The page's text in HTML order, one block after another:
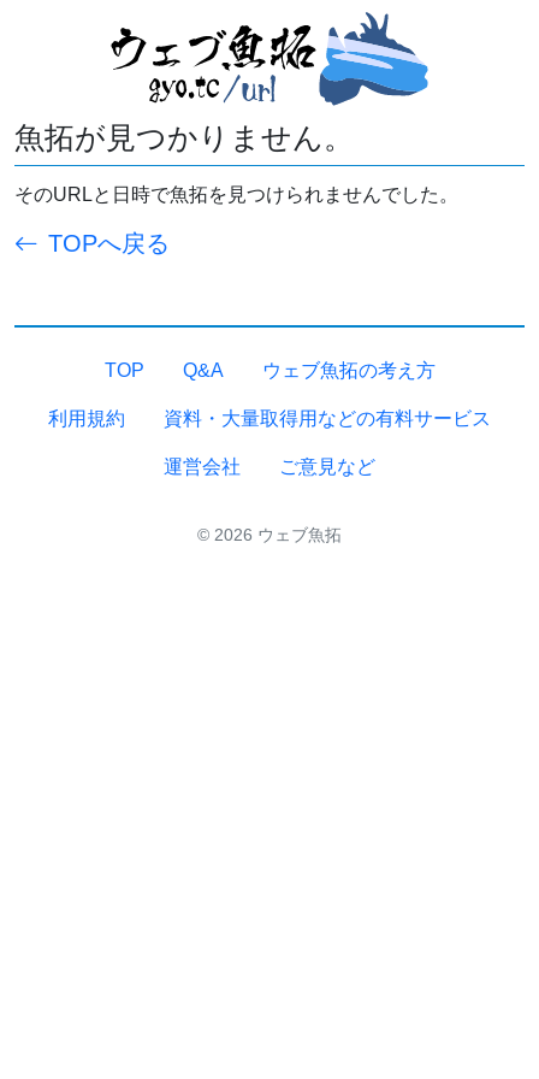
魚拓が見つかりません。
そのURLと日時で魚拓を見つけられませんでした。
TOPへ戻る
TOP Q&A ウェブ魚拓の考え方
利用規約 資料・大量取得用などの有料サービス
運営会社 ご意見など
© 2026 ウェブ魚拓